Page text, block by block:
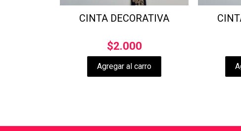
CINTA DECORATIVA
$2.000
Agregar al carro